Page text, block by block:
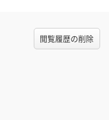
閲覧履歴の削除